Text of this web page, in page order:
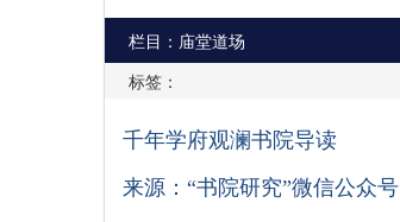
栏目：庙堂道场
标签：
千年学府观澜书院导读
来源：“书院研究”微信公众号